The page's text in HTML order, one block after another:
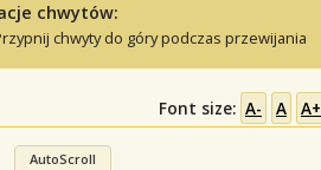
chwytów:
chwyty do góry podczas przewijania
Font size: A- A A+
AutoScroll